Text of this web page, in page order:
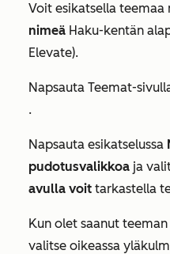
Voit esikatsella
nimeä Haku-kentän
Elevate).
Napsauta Teemat-
.
Napsauta esikatselussa
pudotusvalikkoa ja
avulla voit tarkastella
Kun olet saanut
valitse oikeassa